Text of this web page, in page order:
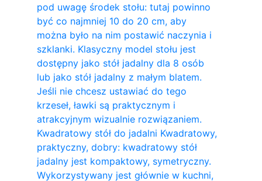
pod uwagę środek stołu: tutaj powinno
być co najmniej 10 do 20 cm, aby
można było na nim postawić naczynia i
szklanki. Klasyczny model stołu jest
dostępny jako stół jadalny dla 8 osób
lub jako stół jadalny z małym blatem.
Jeśli nie chcesz ustawiać do tego
krzeseł, ławki są praktycznym i
atrakcyjnym wizualnie rozwiązaniem.
Kwadratowy stół do ​​jadalni Kwadratowy,
praktyczny, dobry: kwadratowy stół
jadalny jest kompaktowy, symetryczny.
Wykorzystywany jest głównie w kuchni,